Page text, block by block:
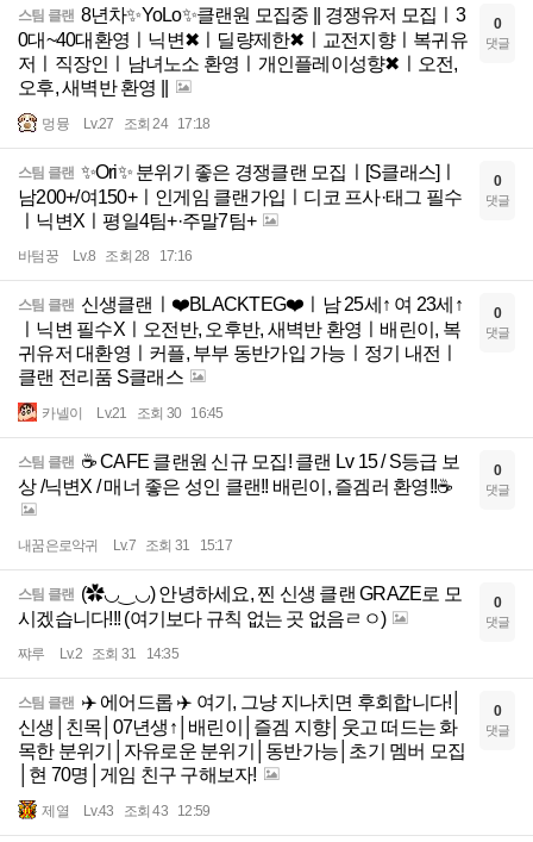
스팀 클랜 8년차✨YoLo✨클랜원 모집중 || 경쟁유저 모집ㅣ3
0대~40대환영ㅣ닉변✖ㅣ딜량제한✖ㅣ교전지향ㅣ복귀유
저ㅣ직장인ㅣ남녀노소 환영ㅣ개인플레이성향✖ㅣ오전,
오후, 새벽반 환영 ||
멍뮹 Lv.27 조회 24 17:18
0
댓글
스팀 클랜 ✨Ori✨ 분위기 좋은 경쟁클랜 모집ㅣ[S클래스]ㅣ
남200+/여150+ㅣ인게임 클랜가입ㅣ디코 프사·태그 필수
ㅣ닉변Xㅣ평일4팀+·주말7팀+
바텀꿍 Lv.8 조회 28 17:16
0
댓글
스팀 클랜 신생클랜ㅣ❤️BLACKTEG❤️ㅣ남 25세↑ 여 23세↑
ㅣ닉변 필수Xㅣ오전반, 오후반, 새벽반 환영ㅣ배린이, 복
귀유저 대환영ㅣ커플, 부부 동반가입 가능ㅣ정기 내전ㅣ
클랜 전리품 S클래스
카넬이 Lv.21 조회 30 16:45
0
댓글
스팀 클랜 ☕ CAFE 클랜원 신규 모집! 클랜 Lv 15 / S등급 보
상 /닉변X / 매너 좋은 성인 클랜!! 배린이, 즐겜러 환영!!☕
내꿈은로악귀 Lv.7 조회 31 15:17
0
댓글
스팀 클랜 (✿◡‿◡) 안녕하세요, 찐 신생 클랜 GRAZE로 모
시겠습니다!!! (여기보다 규칙 없는 곳 없음ㄹㅇ)
쨔루 Lv.2 조회 31 14:35
0
댓글
스팀 클랜 ✈️ 에어드롭 ✈️ 여기, 그냥 지나치면 후회합니다!│
신생│친목│07년생↑│배린이│즐겜 지향│웃고 떠드는 화
목한 분위기│자유로운 분위기│동반가능│초기 멤버 모집
│현 70명│게임 친구 구해보자!
제열 Lv.43 조회 43 12:59
0
댓글